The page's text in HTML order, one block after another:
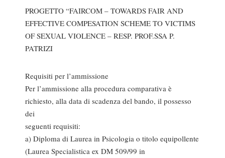
PROGETTO “FAIRCOM – TOWARDS FAIR AND
EFFECTIVE COMPESATION SCHEME TO VICTIMS
OF SEXUAL VIOLENCE – RESP. PROF.SSA P.
PATRIZI
Requisiti per l’ammissione
Per l’ammissione alla procedura comparativa è
richiesto, alla data di scadenza del bando, il possesso
dei
seguenti requisiti:
a) Diploma di Laurea in Psicologia o titolo equipollente
(Laurea Specialistica ex DM 509/99 in